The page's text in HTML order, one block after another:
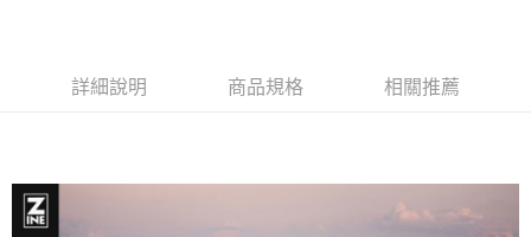
ATM／網路銀行／等多元方式進行付款，方視為交易完成。
是否繳費成功／繳費後需取消欲退款等相關疑問，請聯繫「AFTEE先享後付
客戶支援中心」
https://netprotections.freshdesk.com/support/home
萊爾富取貨付款
每筆NT$60，滿NT$799(含以上)免運費
詳細說明 商品規格 相關推薦